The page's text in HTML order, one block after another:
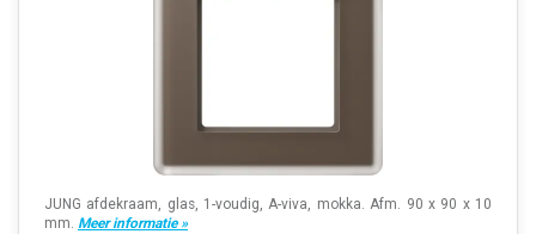
JUNG afdekraam, glas, 1-voudig, A-viva, mokka. Afm. 90 x 90 x 10
mm. Meer informatie »